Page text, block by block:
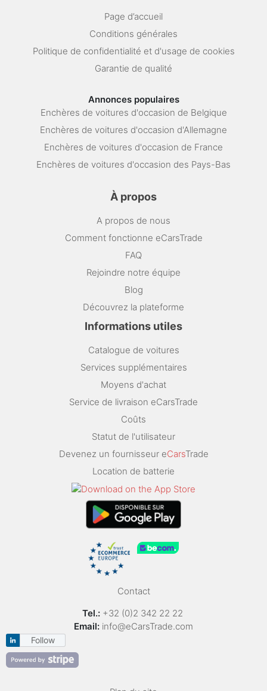
Page d’accueil
Conditions générales
Politique de confidentialité et d'usage de cookies
Garantie de qualité
Annonces populaires
Enchères de voitures d'occasion de Belgique
Enchères de voitures d'occasion d'Allemagne
Enchères de voitures d'occasion de France
Enchères de voitures d'occasion des Pays-Bas
À propos
A propos de nous
Comment fonctionne eCarsTrade
FAQ
Rejoindre notre équipe
Blog
Découvrez la plateforme
Informations utiles
Catalogue de voitures
Services supplémentaires
Moyens d'achat
Service de livraison eCarsTrade
Coûts
Statut de l'utilisateur
Devenez un fournisseur eCarsTrade
Location de batterie
Contact
Tel.: +32 (0)2 342 22 22
Email: info@eCarsTrade.com
Follow